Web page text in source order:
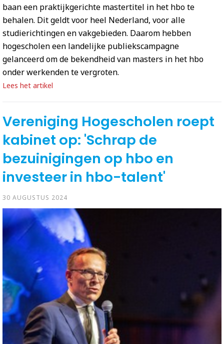
baan een praktijkgerichte mastertitel in het hbo te
behalen. Dit geldt voor heel Nederland, voor alle
studierichtingen en vakgebieden. Daarom hebben
hogescholen een landelijke publiekscampagne
gelanceerd om de bekendheid van masters in het hbo
onder werkenden te vergroten.
Lees het artikel
Vereniging Hogescholen roept
kabinet op: 'Schrap de
bezuinigingen op hbo en
investeer in hbo-talent'
30 AUGUSTUS 2024